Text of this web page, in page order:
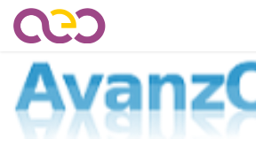
Ir al contenido